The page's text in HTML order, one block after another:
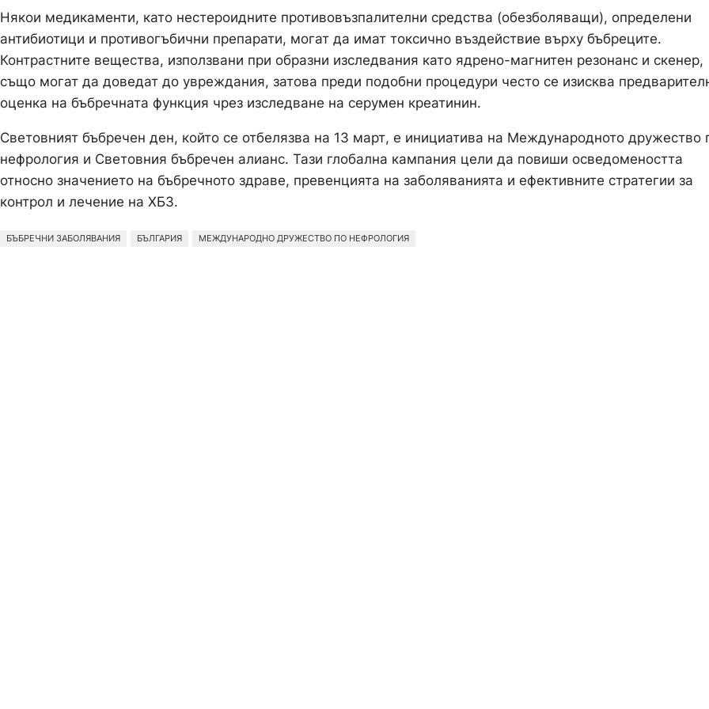
Някои медикаменти, като нестероидните противовъзпалителни средства (обезболяващи), определени
антибиотици и противогъбични препарати, могат да имат токсично въздействие върху бъбреците.
Контрастните вещества, използвани при образни изследвания като ядрено-магнитен резонанс и скенер,
също могат да доведат до увреждания, затова преди подобни процедури често се изисква
оценка на бъбречната функция чрез изследване на серумен креатинин.
Световният бъбречен ден, който се отбелязва на 13 март, е инициатива на Международното дружество
нефрология и Световния бъбречен алианс. Тази глобална кампания цели да повиши осведомеността
относно значението на бъбречното здраве, превенцията на заболяванията и ефективните стратегии за
контрол и лечение на ХБЗ.
БЪБРЕЧНИ ЗАБОЛЯВАНИЯ БЪЛГАРИЯ МЕЖДУНАРОДНО ДРУЖЕСТВО ПО НЕФРОЛОГИЯ